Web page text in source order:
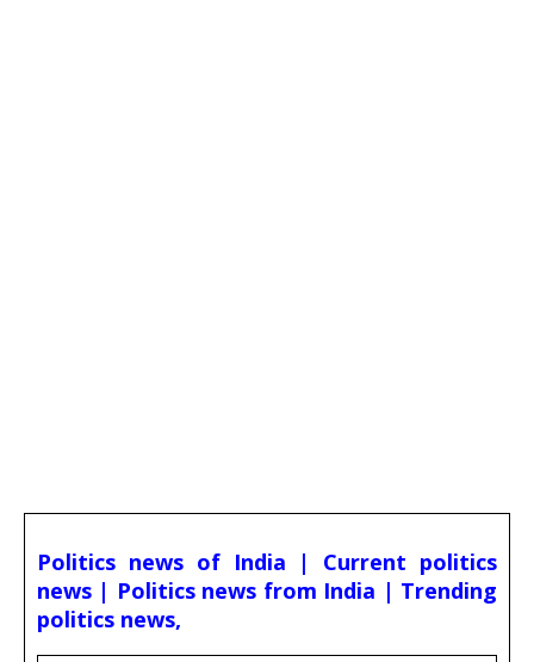
Politics news of India | Current politics
news | Politics news from India | Trending
politics news,